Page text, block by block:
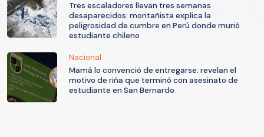
Tres escaladores llevan tres semanas
desaparecidos: montañista explica la
peligrosidad de cumbre en Perú donde murió
estudiante chileno
Nacional
Mamá lo convenció de entregarse: revelan el
motivo de riña que terminó con asesinato de
estudiante en San Bernardo